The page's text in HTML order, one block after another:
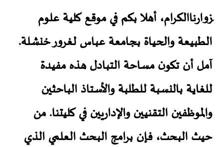
َزوارناالكرام، أهلا بكم في موقع كلية علوم
الطبيعة والحياة بجامعة عباس لغرور خنشلة.
آمل أن تكون مساحة التبادل هذه مفيدة
للغاية بالنسبة للطلبة والأستاذ الباحثين
والموظفين التقنيين والإداريين في كليتنا. من
حيث البحث، فإن برامج البحث العلمي الذي